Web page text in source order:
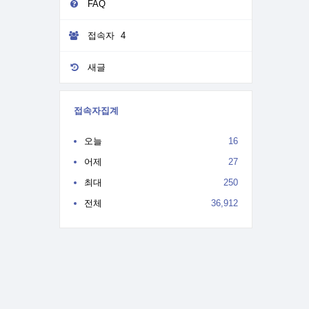
FAQ
접속자 4
새글
접속자집계
오늘
16
어제
27
최대
250
전체
36,912